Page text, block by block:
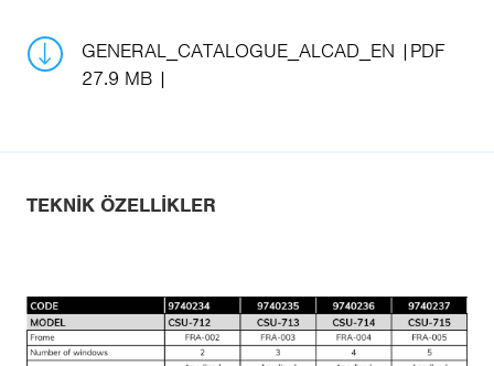
GENERAL_CATALOGUE_ALCAD_EN
PDF
27.9 MB
TEKNIK ÖZELLIKLER